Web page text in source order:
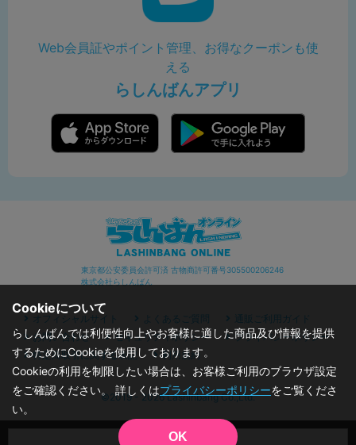
Web会員証やポイント管理、お得なクーポンも使
える
らしんばんアプリ
東京都公安委員会許可済 古物商許可番号305500206246
株式会社らしんばん
オフィシャルサイト よくあるご質問
通販ご利用ガイド
お問い合わせ
セキュリティポリシー
プライバシーポリシー
特定商取引に関する表記
利用規約
©2019 - 2026 Lashinbang Co.,Ltd.
Cookieについて
らしんばんでは利便性向上やお客様に適した商品及び情報を提供
するためにCookieを使用しております。
Cookieの利用を制限したい場合は、お客様ご利用のブラウザ設定
をご確認ください。 詳しくはプライバシーポリシーをご覧くださ
い。
OK